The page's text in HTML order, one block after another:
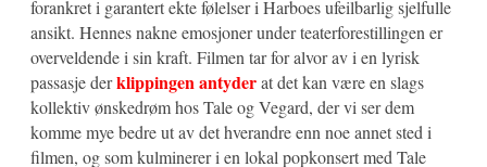
forankret i garantert ekte følelser i Harboes ufeilbarlig sjelfulle
ansikt. Hennes nakne emosjoner under teaterforestillingen er
overveldende i sin kraft. Filmen tar for alvor av i en lyrisk
passasje derklippingen antyderat det kan være en slags
kollektiv ønskedrøm hos Tale og Vegard, der vi ser dem
komme mye bedre ut av det hverandre enn noe annet sted i
filmen, og som kulminerer i en lokal popkonsert med Tale